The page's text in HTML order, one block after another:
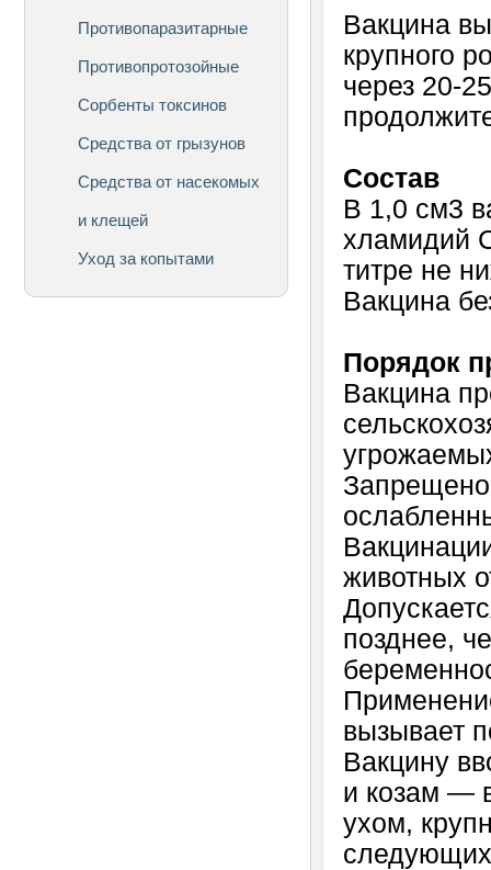
Противопаразитарные
Противопротозойные
Сорбенты токсинов
Средства от грызунов
Средства от насекомых
и клещей
Уход за копытами
Вакцина
крупного
через 20-
Состав
В 1,0 см3
хламидий
титре не
Вакцина
Порядок
Вакцина
Запрещено
животных
позднее,
вызывает
Вакцину
и козам —
ухом,